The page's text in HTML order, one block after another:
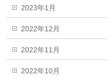
2023年1月
2022年12月
2022年11月
2022年10月